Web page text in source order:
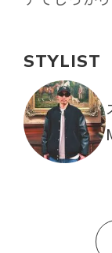
STYLIST